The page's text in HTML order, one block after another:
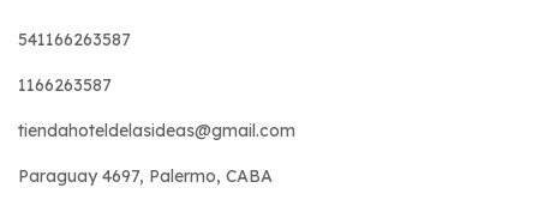
541166263587
1166263587
tiendahoteldelasideas@gmail.com
Paraguay 4697, Palermo, CABA